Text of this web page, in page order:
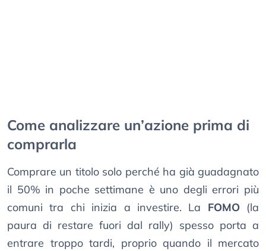
Come analizzare un’azione prima di
comprarla
Comprare un titolo solo perché ha già guadagnato
il 50% in poche settimane è uno degli errori più
comuni tra chi inizia a investire. La FOMO (la
paura di restare fuori dal rally) spesso porta a
entrare troppo tardi, proprio quando il mercato